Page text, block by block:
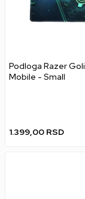
Podloga Razer
Mobile - Small
1.399,00 RSD